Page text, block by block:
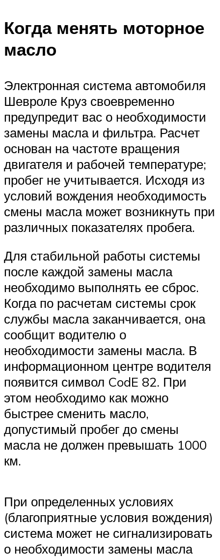
Когда менять моторное
масло
Электронная система автомобиля
Шевроле Круз своевременно
предупредит вас о необходимости
замены масла и фильтра. Расчет
основан на частоте вращения
двигателя и рабочей температуре;
пробег не учитывается. Исходя из
условий вождения необходимость
смены масла может возникнуть при
различных показателях пробега.
Для стабильной работы системы
после каждой замены масла
необходимо выполнять ее сброс.
Когда по расчетам системы срок
службы масла заканчивается, она
сообщит водителю о
необходимости замены масла. В
информационном центре водителя
появится символ CodE 82. При
этом необходимо как можно
быстрее сменить масло,
допустимый пробег до смены
масла не должен превышать 1000
км.
При определенных условиях
(благоприятные условия вождения)
система может не сигнализировать
о необходимости замены масла